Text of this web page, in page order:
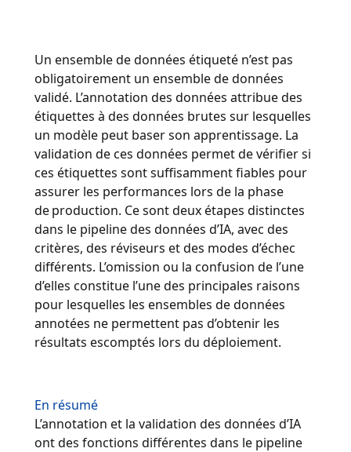
Services de données
Renforcez vos IA avec des données fiables
Toutes les solutions
Solutions par Secteur
Sciences de la vie
Industrie Manufacturière
Finance
Juridique
Doublage IA
Doublage efficace à grande échelle
Services de données IA
Améliorez l’IA avec des données de qualité
Découvrez Lia
Maîtriser la traduction IA pour les marques
mondiales
Conseils pour optimiser efficacité, échelle et qualité
Opportunités freelance
Rejoignez notre réseau mondial
Un ensemble de données étiqueté n’est pas
obligatoirement un ensemble de données
validé. L’annotation des données attribue des
étiquettes à des données brutes sur lesquelles
un modèle peut baser son apprentissage. La
validation de ces données permet de vérifier si
ces étiquettes sont suffisamment fiables pour
assurer les performances lors de la phase
de production. Ce sont deux étapes distinctes
dans le pipeline des données d’IA, avec des
critères, des réviseurs et des modes d’échec
différents. L’omission ou la confusion de l’une
d’elles constitue l’une des principales raisons
pour lesquelles les ensembles de données
annotées ne permettent pas d’obtenir les
résultats escomptés lors du déploiement.
En résumé
L’annotation et la validation des données d’IA
ont des fonctions différentes dans le pipeline